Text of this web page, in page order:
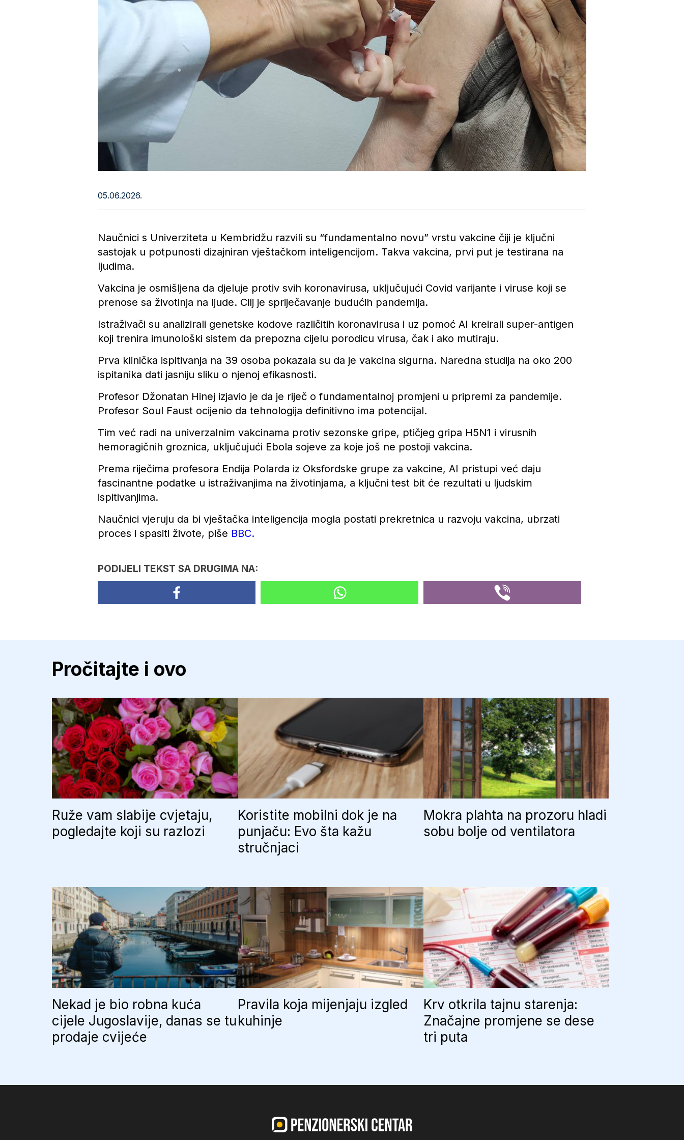
05.06.2026.
Naučnici s Univerziteta u Kembridžu razvili su “fundamentalno novu” vrstu vakcine čiji je ključni
sastojak u potpunosti dizajniran vještačkom inteligencijom. Takva vakcina, prvi put je testirana na
ljudima.
Vakcina je osmišljena da djeluje protiv svih koronavirusa, uključujući Covid varijante i viruse koji se
prenose sa životinja na ljude. Cilj je spriječavanje budućih pandemija.
Istraživači su analizirali genetske kodove različitih koronavirusa i uz pomoć AI kreirali super-antigen
koji trenira imunološki sistem da prepozna cijelu porodicu virusa, čak i ako mutiraju.
Prva klinička ispitivanja na 39 osoba pokazala su da je vakcina sigurna. Naredna studija na oko 200
ispitanika dati jasniju sliku o njenoj efikasnosti.
Profesor Džonatan Hinej izjavio je da je riječ o fundamentalnoj promjeni u pripremi za pandemije.
Profesor Soul Faust ocijenio da tehnologija definitivno ima potencijal.
Tim već radi na univerzalnim vakcinama protiv sezonske gripe, ptičjeg gripa H5N1 i virusnih
hemoragičnih groznica, uključujući Ebola sojeve za koje još ne postoji vakcina.
Prema riječima profesora Endija Polarda iz Oksfordske grupe za vakcine, AI pristupi već daju
fascinantne podatke u istraživanjima na životinjama, a ključni test bit će rezultati u ljudskim
ispitivanjima.
Naučnici vjeruju da bi vještačka inteligencija mogla postati prekretnica u razvoju vakcina, ubrzati
proces i spasiti živote, piše BBC.
PODIJELI TEKST SA DRUGIMA NA:
Pročitajte i ovo
Ruže vam slabije cvjetaju,
pogledajte koji su razlozi
Koristite mobilni dok je na
punjaču: Evo šta kažu
stručnjaci
Mokra plahta na prozoru hladi
sobu bolje od ventilatora
Nekad je bio robna kuća
cijele Jugoslavije, danas se tu
prodaje cvijeće
Pravila koja mijenjaju izgled
kuhinje
Krv otkrila tajnu starenja:
Značajne promjene se dese
tri puta